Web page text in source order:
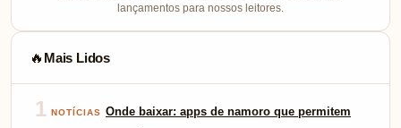
lançamentos para nossos leitores.
🔥 Mais Lidos
1 NOTÍCIAS Onde baixar: apps de namoro que permitem